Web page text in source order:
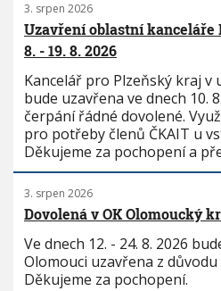
3. srpen 2026
Uzavření oblastní kanceláře
8. - 19. 8. 2026
Kancelář pro Plzeňský kraj v
bude uzavřena ve dnech 10.
čerpání řádné dovolené.
pro potřeby členů ČKAIT u
Děkujeme za pochopení a
3. srpen 2026
Dovolená v OK Olomoucký
Ve dnech 12. - 24. 8. 2026
Olomouci uzavřena z
Děkujeme za pochopení.